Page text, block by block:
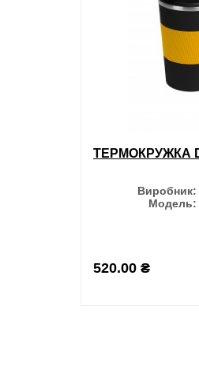
ТЕРМОКРУЖКА
Виробник:
Модель:
520.00 ₴